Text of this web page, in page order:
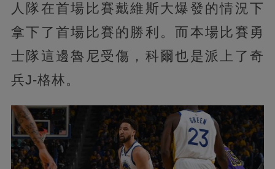
人隊在首場比賽戴維斯大爆發的情況下
拿下了首場比賽的勝利。而本場比賽勇
士隊這邊魯尼受傷，科爾也是派上了奇
兵J-格林。